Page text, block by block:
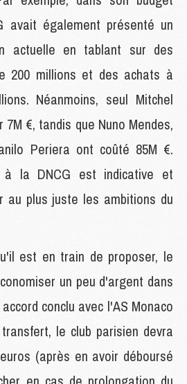
avait également présenté un
actuelle en tablant sur des
200 millions et des achats à
Néanmoins, seul Mitchel
€, tandis que Nuno Mendes,
Periera ont coûté 85M €.
à la DNCG est indicative et
au plus juste les ambitions du
est en train de proposer, le
un peu d'argent dans
conclu avec l'AS Monaco
le club parisien devra
(après en avoir déboursé